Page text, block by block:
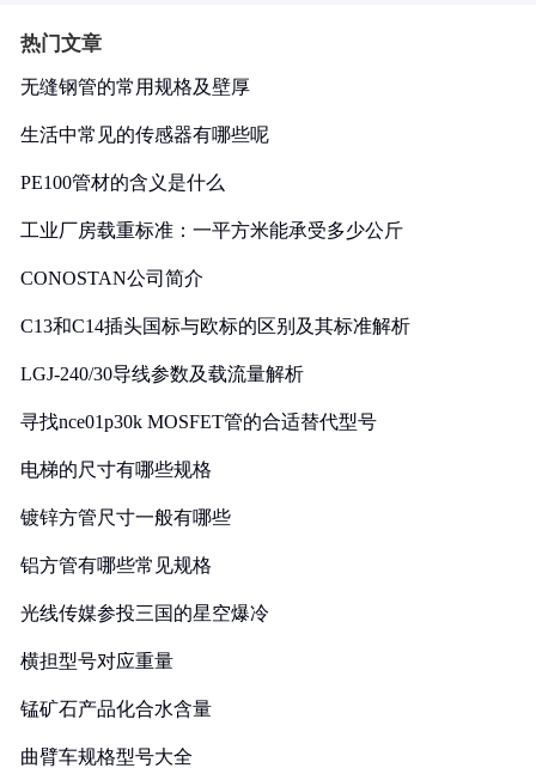
热门文章
无缝钢管的常用规格及壁厚
生活中常见的传感器有哪些呢
PE100管材的含义是什么
工业厂房载重标准：一平方米能承受多少公斤
CONOSTAN公司简介
C13和C14插头国标与欧标的区别及其标准解析
LGJ-240/30导线参数及载流量解析
寻找nce01p30k MOSFET管的合适替代型号
电梯的尺寸有哪些规格
镀锌方管尺寸一般有哪些
铝方管有哪些常见规格
光线传媒参投三国的星空爆冷
横担型号对应重量
锰矿石产品化合水含量
曲臂车规格型号大全